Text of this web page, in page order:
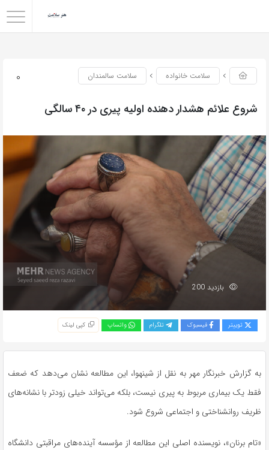
0 سلامت خانواده سلامت سالمندان
شروع علائم هشدار دهنده اولیه پیری در ۴۰ سالگی
بازدید 200
توییتر فیسبوک تلگرام واتساپ کپی لینک
به گزارش خبرنگار مهر به نقل از شینهوا، این مطالعه نشان می‌دهد که ضعف
فقط یک بیماری مربوط به پیری نیست، بلکه می‌تواند خیلی زودتر با نشانه‌های
ظریف روانشناختی و اجتماعی شروع شود.
«تام برنان»، نویسنده اصلی این مطالعه از مؤسسه آینده‌های مراقبتی دانشگاه